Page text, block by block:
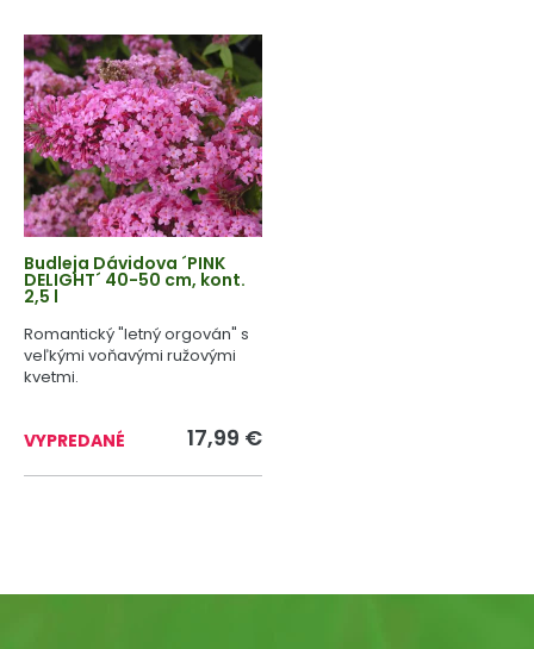
Budleja Dávidova ´PINK
DELIGHT´ 40-50 cm, kont.
2,5 l
Romantický "letný orgován" s
veľkými voňavými ružovými
kvetmi.
VYPREDANÉ 17,99 €